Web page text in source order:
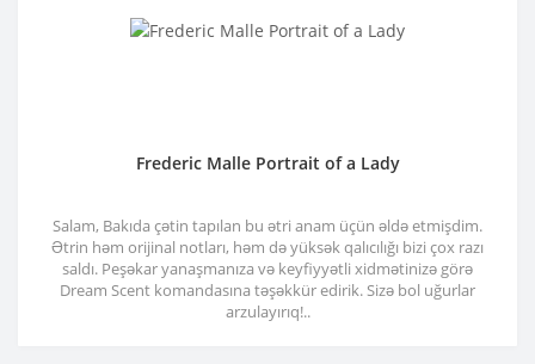
Frederic Malle Portrait of a Lady
Salam, Bakıda çətin tapılan bu ətri anam üçün əldə etmişdim.
Ətrin həm orijinal notları, həm də yüksək qalıcılığı bizi çox razı
saldı. Peşəkar yanaşmanıza və keyfiyyətli xidmətinizə görə
Dream Scent komandasına təşəkkür edirik. Sizə bol uğurlar
arzulayırıq!..